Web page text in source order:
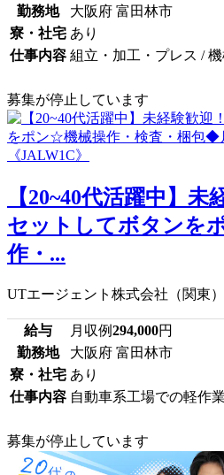
勤務地
大阪府 富田林市
寮・社宅 あり
仕事内容 組立・加工・プレス /
募集が停止しています
【20~40代活躍中】
セットしてボタンを
作・...
UTエージェント株式会社（関東）
給与 月収例294,000円
勤務地
大阪府 富田林市
寮・社宅 あり
仕事内容 自動車系工場での軽作
募集が停止しています